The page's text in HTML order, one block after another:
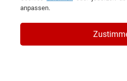
DRH Deutsche
anpassen.